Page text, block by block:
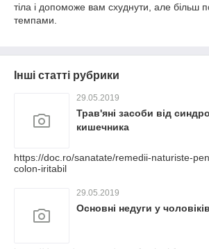
тіла і допоможе вам схуднути, але більш
темпами.
Інші статті рубрики
29.05.2019
Трав'яні засоби від
кишечника
https://doc.ro/sanatate/remedii-naturiste-
colon-iritabil
29.05.2019
Основні недуги у чоловіків